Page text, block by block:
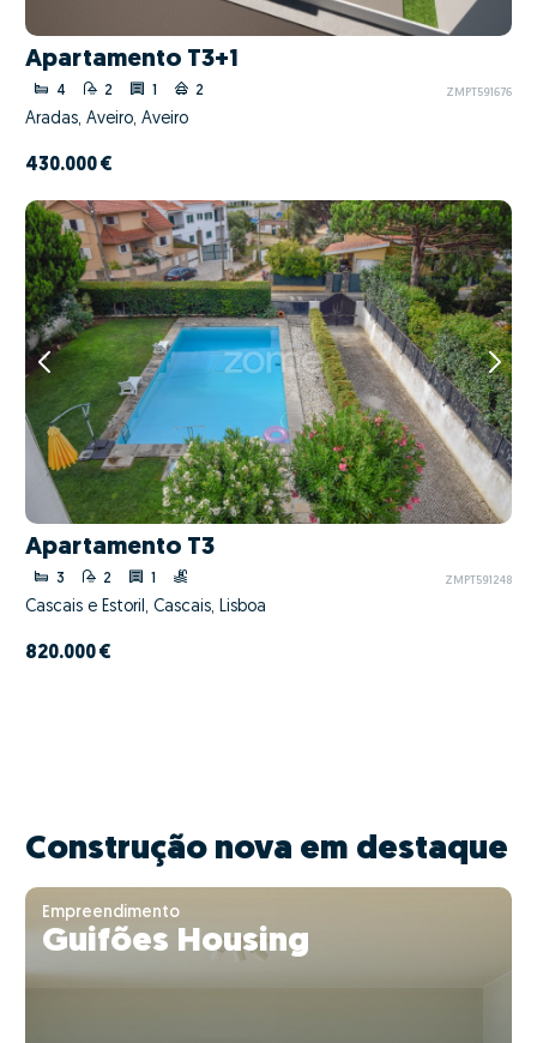
Apartamento T3+1
4 2 1 2 ZMPT591676
Aradas, Aveiro, Aveiro
430.000 €
Apartamento T3
3 2 ZMPT591248
Cascais e Estoril, Cascais, Lisboa
820.000 €
Construção nova em destaque
Empreendimento
Guifões Housing